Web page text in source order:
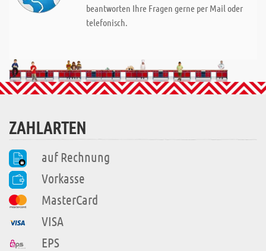
beantworten Ihre Fragen gerne per Mail oder
telefonisch.
ZAHLARTEN
auf Rechnung
Vorkasse
MasterCard
VISA
EPS